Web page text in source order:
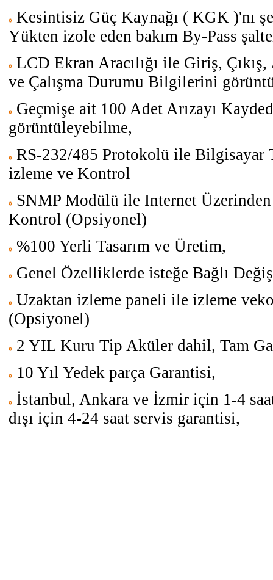
Kesintisiz Güç Kaynağı ( KGK )'nı
Yükten izole eden bakım By-Pass
LCD Ekran Aracılığı ile Giriş,
ve Çalışma Durumu Bilgilerini
Geçmişe ait 100 Adet Arızayı
görüntüleyebilme,
RS-232/485 Protokolü ile Bilgisayar
izleme ve Kontrol
SNMP Modülü ile Internet
Kontrol (Opsiyonel)
%100 Yerli Tasarım ve Üretim,
Genel Özelliklerde isteğe Bağlı
Uzaktan izleme paneli ile izleme
(Opsiyonel)
2 YIL Kuru Tip Aküler dahil, Tam
10 Yıl Yedek parça Garantisi,
İstanbul, Ankara ve İzmir için 1-4
dışı için 4-24 saat servis garantisi,